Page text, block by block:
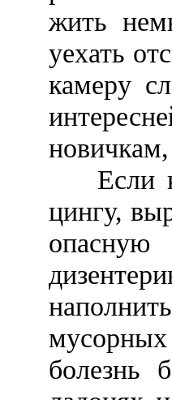
жить
уехать
камеру
Если ко
цингу,
болезнь